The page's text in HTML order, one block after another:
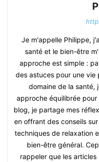
Je m'appelle Philippe,
santé et le bien-être
approche est simple :
des astuces pour une vie
domaine de la santé,
approche équilibrée
blog, je partage mes
en offrant des conseils
techniques de relaxation
bien-être général.
rappeler que les